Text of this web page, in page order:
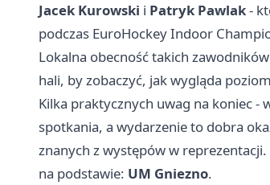
Jacek Kurowski i Patryk Pawlak-
podczas EuroHockey Indoor
Lokalna obecność takich
hali, by zobaczyć, jak wygląda
Kilka praktycznych uwag na koniec -
spotkania, a wydarzenie to dobra
znanych z występów w reprezentacji.
na podstawie: UM Gniezno.